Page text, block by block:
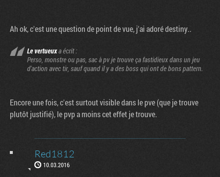
Ah ok, c'est une question de point de vue, j'ai adoré destiny..
Le vertueuxa écrit :
Perso, monstre ou pas, sac à pv je trouve ça fastidieux dans un jeu
d'action avec tir, sauf quand il y a des boss qui ont de bons pattern.
Encore une fois, c'est surtout visible dans le pve (que je trouve
plutôt justifié), le pvp a moins cet effet je trouve.
Red1812
10.03.2016